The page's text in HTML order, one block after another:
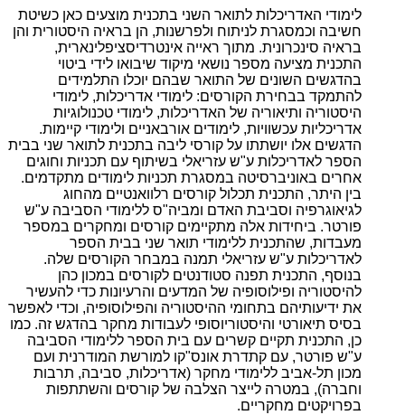
לימודי האדריכלות לתואר השני בתכנית מוצעים כאן כשיטת
חשיבה וכמסגרת לניתוח ולפרשנות, הן בראיה היסטורית והן
בראיה סינכרונית. מתוך ראייה אינטרדיסציפלינארית,
התכנית מציעה מספר נושאי מיקוד שיבואו לידי ביטוי
בהדגשים השונים של התואר שבהם יוכלו התלמידים
להתמקד בבחירת הקורסים: לימודי אדריכלות, לימודי
היסטוריה ותיאוריה של האדריכלות, לימודי טכנולוגיות
אדריכליות עכשוויות, לימודים אורבאניים ולימודי קיימות.
הדגשים אלו יושתתו על קורסי ליבה בתכנית לתואר שני בבית
הספר לאדריכלות ע"ש עזריאלי בשיתוף עם תכניות וחוגים
אחרים באוניברסיטה במסגרת תכניות לימודים מתקדמים.
בין היתר, התכנית תכלול קורסים רלוואנטיים מהחוג
לגיאוגרפיה וסביבת האדם ומביה"ס ללימודי הסביבה ע"ש
פורטר. ביחידות אלה מתקיימים קורסים ומחקרים במספר
מעבדות, שהתכנית ללימודי תואר שני בבית הספר
לאדריכלות ע"ש עזריאלי תמנה במבחר הקורסים שלה.
בנוסף, התכנית תפנה סטודנטים לקורסים במכון כהן
להיסטוריה ופילוסופיה של המדעים והרעיונות כדי להעשיר
את ידיעותיהם בתחומי ההיסטוריה והפילוסופיה, וכדי לאפשר
בסיס תיאורטי והיסטוריוסופי לעבודות מחקר בהדגש זה. כמו
כן, התכנית תקיים קשרים עם בית הספר ללימודי הסביבה
ע"ש פורטר, עם קתדרת אונס"קו למורשת המודרנית ועם
מכון תל-אביב ללימודי מחקר (אדריכלות, סביבה, תרבות
וחברה), במטרה לייצר הצלבה של קורסים והשתתפות
בפרויקטים מחקריים.